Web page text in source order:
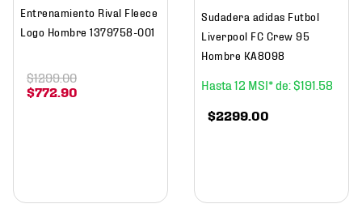
Entrenamiento Rival Fleece
Logo Hombre 1379758-001
$772 90
$1299.00
Sudadera adidas Futbol
Liverpool FC Crew 95
Hombre KA8098
12 $191 58
$2299 00